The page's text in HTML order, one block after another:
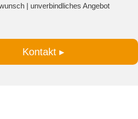
| unverbindliches Angebot
Kontakt ▸